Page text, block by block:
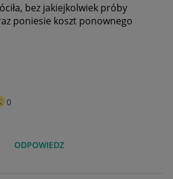
bez jakiejkolwiek próby
poniesie koszt ponownego
0
ODPOWIEDZ